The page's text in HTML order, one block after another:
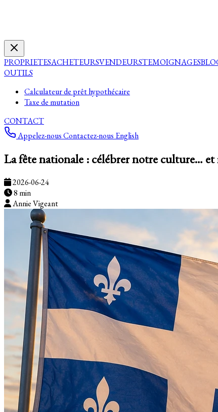
PROPRIETESACHETEURSVENDEURSTEMOIGNAGES
OUTILS
Calculateur de prêt hypothécaire
Taxe de mutation
CONTACT
Appelez-nousContactez-nous English
La fête nationale : célébrer notre culture…
2026-06-24
8 min
Annie Vigeant